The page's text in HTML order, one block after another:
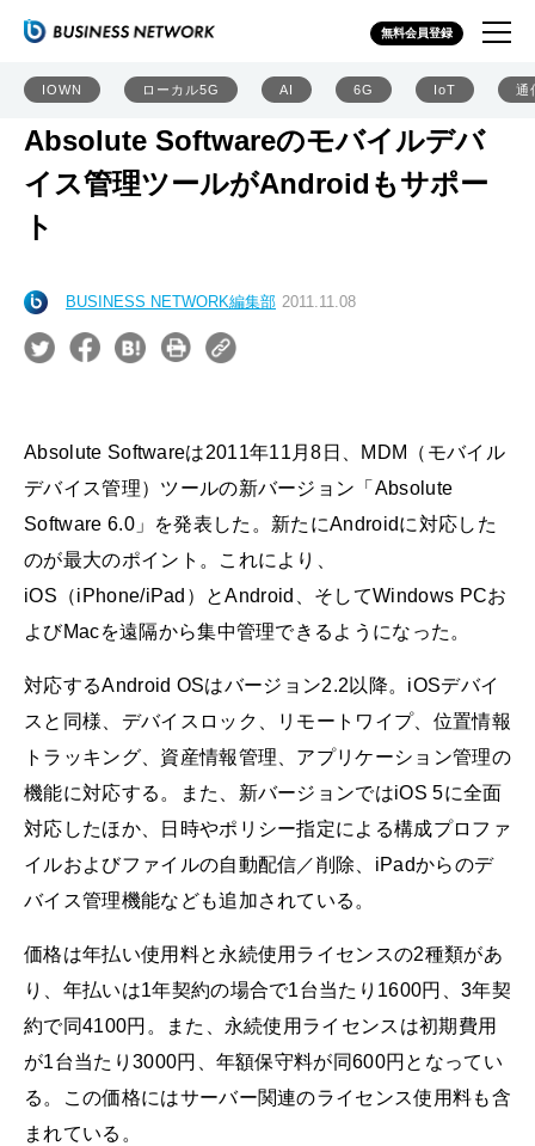
無料会員登録
IOWN ローカル5G AI 6G IoT 通
Absolute Softwareのモバイルデバ
イス管理ツールがAndroidもサポー
ト
BUSINESS NETWORK編集部 2011.11.08
Absolute Softwareは2011年11月8日、MDM（モバイル
デバイス管理）ツールの新バージョン「Absolute
Software 6.0」を発表した。新たにAndroidに対応した
のが最大のポイント。これにより、
iOS（iPhone/iPad）とAndroid、そしてWindows PCお
よびMacを遠隔から集中管理できるようになった。
対応するAndroid OSはバージョン2.2以降。iOSデバイ
スと同様、デバイスロック、リモートワイプ、位置情報
トラッキング、資産情報管理、アプリケーション管理の
機能に対応する。また、新バージョンではiOS 5に全面
対応したほか、日時やポリシー指定による構成プロファ
イルおよびファイルの自動配信／削除、iPadからのデ
バイス管理機能なども追加されている。
価格は年払い使用料と永続使用ライセンスの2種類があ
り、年払いは1年契約の場合で1台当たり1600円、3年契
約で同4100円。また、永続使用ライセンスは初期費用
が1台当たり3000円、年額保守料が同600円となってい
る。この価格にはサーバー関連のライセンス使用料も含
まれている。